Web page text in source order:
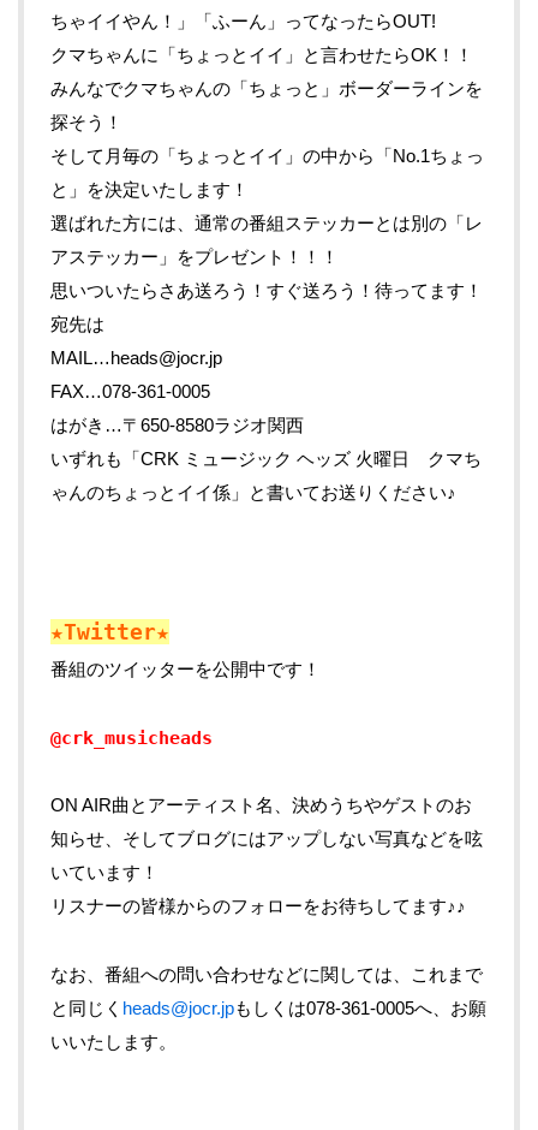
ちゃイイやん！」「ふーん」ってなったらOUT!
クマちゃんに「ちょっとイイ」と言わせたらOK！！
みんなでクマちゃんの「ちょっと」ボーダーラインを
探そう！
そして月毎の「ちょっとイイ」の中から「No.1ちょっ
と」を決定いたします！
選ばれた方には、通常の番組ステッカーとは別の「レ
アステッカー」をプレゼント！！！
思いついたらさあ送ろう！すぐ送ろう！待ってます！
宛先は
MAIL…heads@jocr.jp
FAX…078-361-0005
はがき…〒650-8580ラジオ関西
いずれも「CRK ミュージック ヘッズ 火曜日 クマち
ゃんのちょっとイイ係」と書いてお送りください♪
★Twitter★
番組のツイッターを公開中です！
@crk_musicheads
ON AIR曲とアーティスト名、決めうちやゲストのお
知らせ、そしてブログにはアップしない写真などを呟
いています！
リスナーの皆様からのフォローをお待ちしてます♪♪
なお、番組への問い合わせなどに関しては、これまで
と同じく heads@jocr.jpもしくは078-361-0005へ、お願
いいたします。